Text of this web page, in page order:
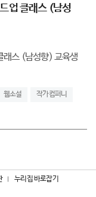
업 클래스 (남성
래스 (남성향) 교육생
웹소설 작가컴퍼니
누리집 바로잡기